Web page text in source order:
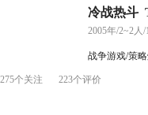
冷战热斗
2005年/2~2人
战争游戏/策
275个关注 223个评价